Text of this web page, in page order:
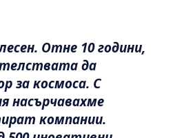
Отне 10 години,
да
за космоса. С
насърчавахме
компании.